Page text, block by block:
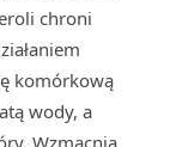
chroni
komórkową
wody, a
Wzmacnia